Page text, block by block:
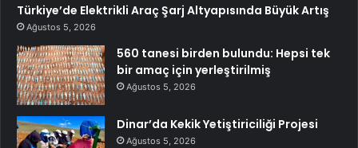
Türkiye’de Elektrikli Araç Şarj Altyapısında Büyük Artış
Ağustos 5, 2026
560 tanesi birden bulundu: Hepsi tek
bir amaç için yerleştirilmiş
Ağustos 5, 2026
Dinar’da Kekik Yetiştiriciliği Projesi
Ağustos 5, 2026